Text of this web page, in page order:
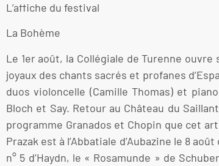
L’affiche du festival
La Bohème
Le 1er août, la Collégiale de Turenne
joyaux des chants sacrés et profanes
duos violoncelle (Camille Thomas) et
Bloch et Say. Retour au Château du
programme Granados et Chopin que cet
Prazak est à l’Abbatiale d’Aubazine le 8
n° 5 d’Haydn, le « Rosamunde » de